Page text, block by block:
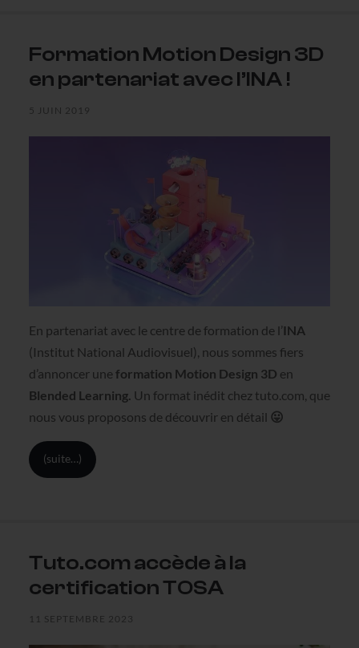
Formation Motion Design 3D
en partenariat avec l’INA !
5 JUIN 2019
En partenariat avec le centre de formation de l’INA
(Institut National Audiovisuel), nous sommes fiers
d’annoncer uneformation Motion Design 3D en
Blended Learning. Un format inédit chez tuto.com, que
nous vous proposons de découvrir en détail 😛
(suite…)
Tuto.com accède à la
certification TOSA
11 SEPTEMBRE 2023